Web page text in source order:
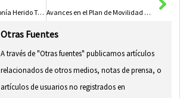
Trabajador De Telefonía Herido Tras Caer De Un Poste En Talavera Durante Mantenimiento Avances en el Plan de Movilidad Urbana Sostenible de Ciudad Real con Monitoreo de Contaminación
Otras Fuentes
A través de "Otras fuentes" publicamos artículos
relacionados de otros medios, notas de prensa, o
artículos de usuarios no registrados en